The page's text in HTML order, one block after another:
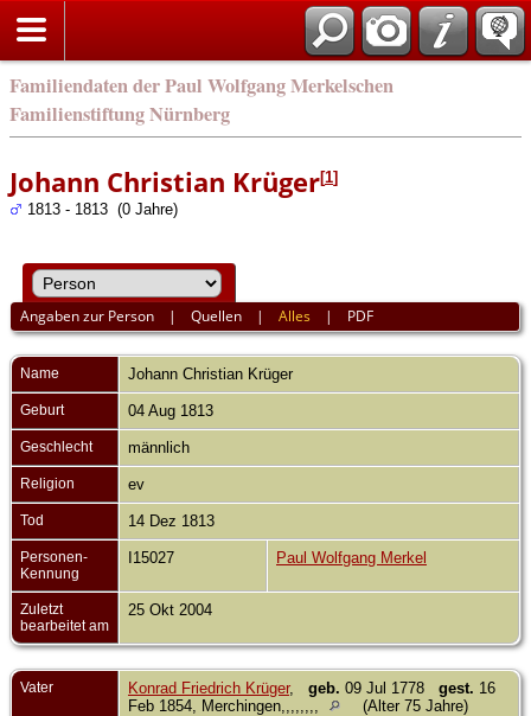
Familiendaten der Paul Wolfgang Merkelschen
Familienstiftung Nürnberg
Johann Christian Krüger[1]
1813 - 1813 (0 Jahre)
Angaben zur Person |Quellen |Alles | PDF
Name Johann Christian Krüger
Geburt 04 Aug 1813
Geschlecht männlich
Religion ev
Tod 14 Dez 1813
Personen-
Kennung
I15027 Paul Wolfgang Merkel
Zuletzt
bearbeitet am
25 Okt 2004
Vater Konrad Friedrich Krüger, geb. 09 Jul 1778 gest. 16
Feb 1854, Merchingen,,,,,,,,
(Alter 75 Jahre)